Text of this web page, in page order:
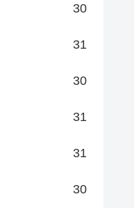
30
31
30
31
31
30